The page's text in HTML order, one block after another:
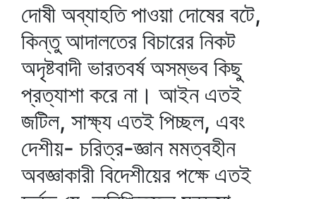
দোষী অব্যাহতি পাওয়া দোষের বটে,
কিন্তু আদালতের বিচারের নিকট
অদৃষ্টবাদী ভারতবর্ষ অসম্ভব কিছু
প্রত্যাশা করে না। আইন এতই
জটিল, সাক্ষ্য এতই পিচ্ছল, এবং
দেশীয়- চরিত্র-জ্ঞান মমত্বহীন
অবজ্ঞাকারী বিদেশীয়ের পক্ষে এতই